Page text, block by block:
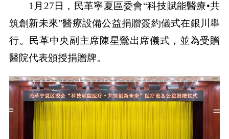
1月27日，民革寧夏區委會“科技賦能醫療•共
筑創新未來”醫療設備公益捐贈簽約儀式在銀川舉
行。民革中央副主席陳星鶯出席儀式，並為受贈
醫院代表頒授捐贈牌。